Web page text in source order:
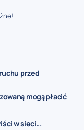
przed
mogą płacić
w sieci...